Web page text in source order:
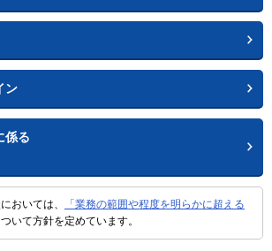
ン
係る
おいては、
「業務の範囲や程度を明らかに超える
いて方針を定めています。